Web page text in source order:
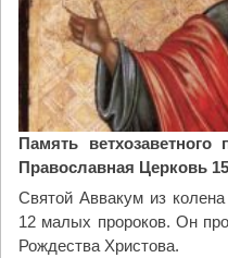
Память ветхозаветного
Православная Церковь
Святой Аввакум из
12 малых пророков. Он
Рождества Христова.